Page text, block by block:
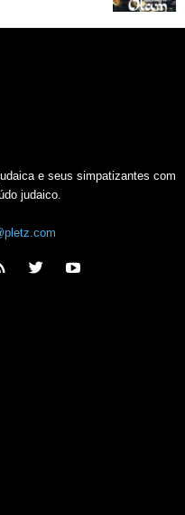
e seus simpatizantes com
judaico.